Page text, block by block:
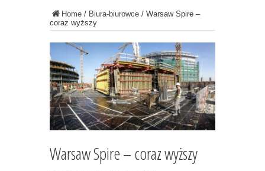
Home / Biura-biurowce / Warsaw Spire –
coraz wyższy
Warsaw Spire – coraz wyższy